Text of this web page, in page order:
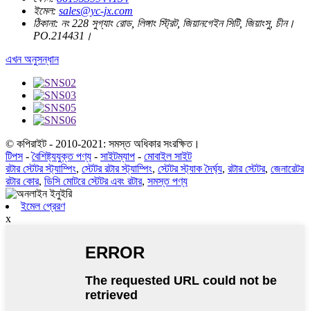
ইমেল: sales@yc-jx.com
ঠিকানা: নং 228 সুগ্যাং রোড, লিঙ্গাং স্ট্রিট, জিয়ানগেইন সিটি, জিয়াংসু, চীন।
PO.214431।
এখন অনুসন্ধান
© কপিরাইট - 2010-2021: সমস্ত অধিকার সংরক্ষিত।
টিপস-বৈশিষ্ট্যযুক্ত পণ্য - সাইটম্যাপ - মোবাইল সাইট
রটার স্টেটর স্ট্যাম্পিং, স্টেটর রটার স্ট্যাম্পিং, স্টেটর স্ট্যাক দৈর্ঘ্য, রটার স্টেটর, জেনারেটর
রটার কোর, ডিসি মোটরে স্টেটর এবং রটার, সমস্ত পণ্য
ইমেল প্রেরণ
x